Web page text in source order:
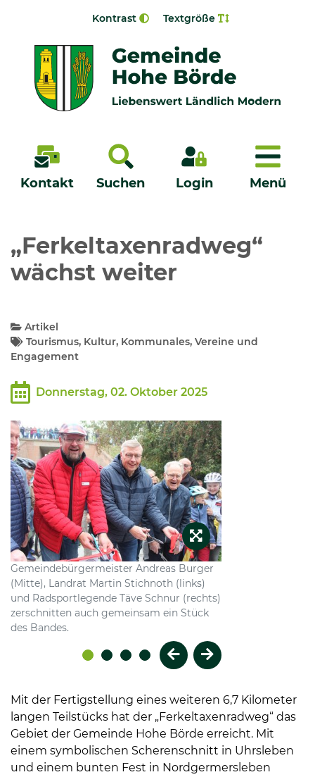
Kontrast Textgröße
Kontakt Suchen Login Menü
Menü
Bürgerservice - Onlinedienste
Kommunalpolitik
Bildung und Soziales
Wirtschaft, Bauen, Verkehr
Tourismus, Freizeit, Dorfleben
Ehrenamt und Engagement
„Ferkeltaxenradweg“
wächst weiter
Artikel
Tourismus, Kultur, Kommunales, Vereine und
Engagement
Donnerstag, 02. Oktober 2025
Gemeindebürgermeister Andreas Burger
(Mitte), Landrat Martin Stichnoth (links)
und Radsportlegende Täve Schnur (rechts)
zerschnitten auch gemeinsam ein Stück
des Bandes.
Vorheriges Element
Nächstes Element
Mit der Fertigstellung eines weiteren 6,7 Kilometer
langen Teilstücks hat der „Ferkeltaxenradweg“ das
Gebiet der Gemeinde Hohe Börde erreicht. Mit
einem symbolischen Scherenschnitt in Uhrsleben
und einem bunten Fest in Nordgermersleben